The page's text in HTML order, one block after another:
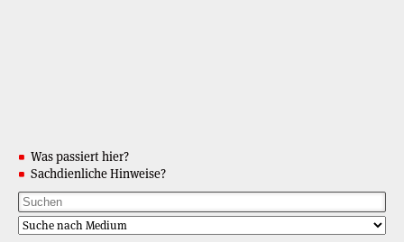
BILDblog abonnieren